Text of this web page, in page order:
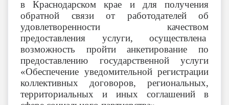
в Краснодарском крае и для получения
обратной связи от работодателей об
удовлетворенности качеством
предоставления услуги, осуществлена
возможность пройти анкетирование по
предоставлению государственной услуги
«Обеспечение уведомительной регистрации
коллективных договоров, региональных,
территориальных и иных соглашений в